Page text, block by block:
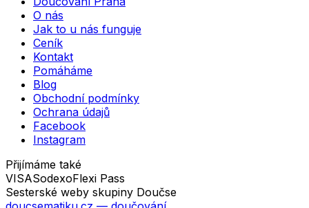
O nás
Jak to u nás funguje
Ceník
Kontakt
Pomáháme
Blog
Obchodní podmínky
Ochrana údajů
Facebook
Instagram
Přijímáme také
VISASodexoFlexi Pass
Sesterské weby skupiny Doučse